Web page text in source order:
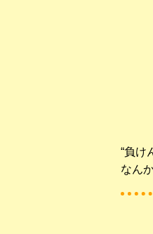
“負け
なん